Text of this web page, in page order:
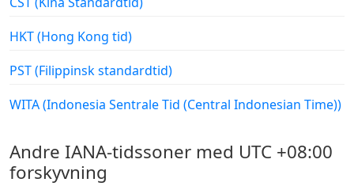
HKT (Hong Kong tid)
PST (Filippinsk standardtid)
WITA (Indonesia Sentrale Tid (Central Indonesian Time))
Andre IANA-tidssoner med UTC +08:00
forskyvning